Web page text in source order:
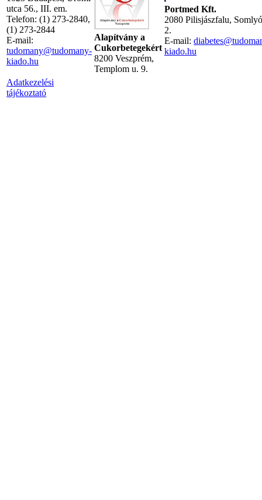
utca 56., III. em.
Telefon: (1) 273-2840,
(1) 273-2844
E-mail:
tudomany@tudomany-
kiado.hu
Adatkezelési
tájékoztató
Alapítvány a
Cukorbetegekért
8200 Veszprém,
Templom u. 9.
Portmed Kft.
2080 Pilisjászfalu,
2.
E-mail:
kiado.hu